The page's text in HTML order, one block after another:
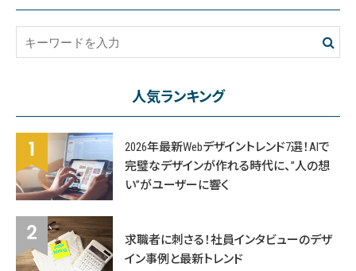
人気ランキング
2026年最新Webデザイントレンド7選！AIで
完璧なデザインが作れる時代に、”人の想
い”がユーザーに響く
求職者に刺さる！社員インタビューのデザ
イン事例と最新トレンド